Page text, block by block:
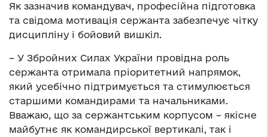
Як зазначив командувач, професійна підготовка
та свідома мотивація сержанта забезпечує чітку
дисципліну і бойовий вишкіл.
– У Збройних Силах України провідна роль
сержанта отримала пріоритетний напрямок,
який усебічно підтримується та стимулюється
старшими командирами та начальниками.
Вважаю, що за сержантським корпусом – якісне
майбутнє як командирської вертикалі, так і